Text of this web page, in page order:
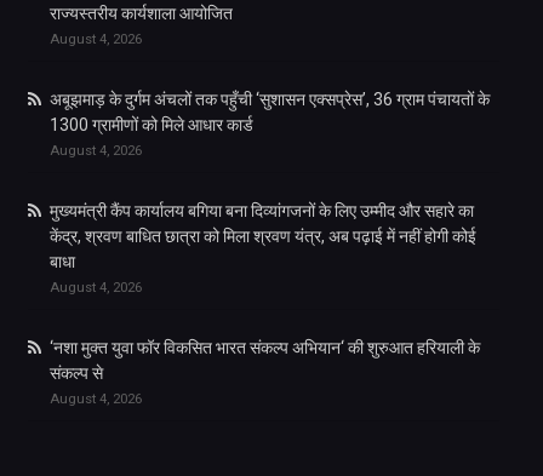
राज्यस्तरीय कार्यशाला आयोजित
August 4, 2026
अबूझमाड़ के दुर्गम अंचलों तक पहुँची ‘सुशासन एक्सप्रेस’, 36 ग्राम पंचायतों के
1300 ग्रामीणों को मिले आधार कार्ड
August 4, 2026
मुख्यमंत्री कैंप कार्यालय बगिया बना दिव्यांगजनों के लिए उम्मीद और सहारे का
केंद्र, श्रवण बाधित छात्रा को मिला श्रवण यंत्र, अब पढ़ाई में नहीं होगी कोई
बाधा
August 4, 2026
‘नशा मुक्त युवा फॉर विकसित भारत संकल्प अभियान‘ की शुरुआत हरियाली के
संकल्प से
August 4, 2026